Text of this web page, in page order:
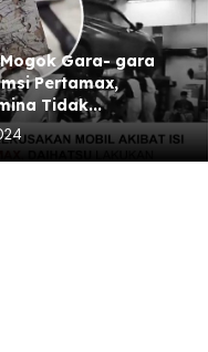
Gara- gara
Pertamax,
Tidak...